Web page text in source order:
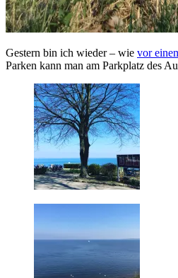
Gestern bin ich wieder – wie vor
Parken kann man am Parkplatz des